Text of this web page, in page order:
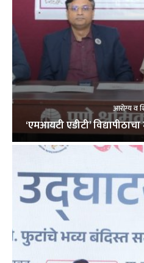
आरोग्य व
‘एमआयटी एडीटी’